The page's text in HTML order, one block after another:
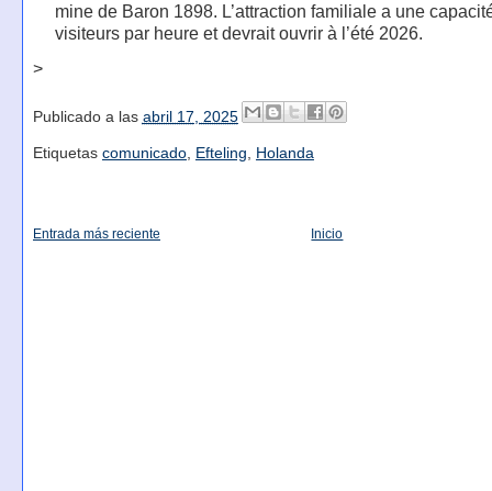
mine de Baron 1898. L’attraction familiale a une
visiteurs par heure et devrait ouvrir à l’été 2026.
>
Publicado a las abril 17, 2025
Etiquetas comunicado, Efteling, Holanda
Entrada más reciente Inicio